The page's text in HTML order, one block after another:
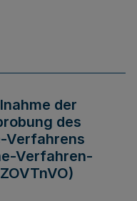
der
des
Verfahrens
Verfahren-